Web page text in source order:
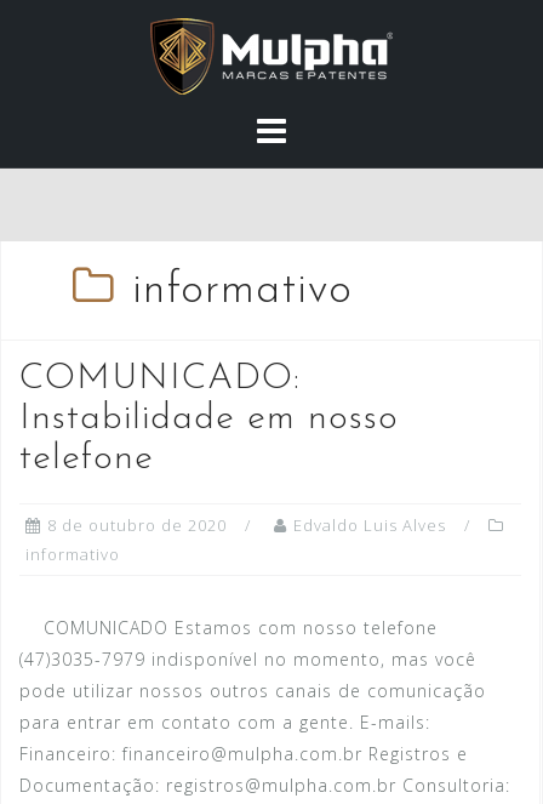
informativo
COMUNICADO:
Instabilidade em nosso
telefone
8 de outubro de 2020
Edvaldo Luis Alves
informativo
COMUNICADO Estamos com nosso telefone
(47)3035-7979 indisponível no momento, mas você
pode utilizar nossos outros canais de comunicação
para entrar em contato com a gente. E-mails:
Financeiro: financeiro@mulpha.com.br Registros e
Documentação: registros@mulpha.com.br Consultoria: